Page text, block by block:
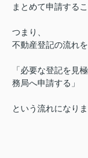
まとめて申請する
つまり、
不動産登記の流れ
「必要な登記を
務局へ申請する」
という流れになりま